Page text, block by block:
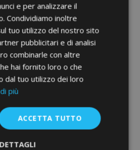
NISSAN Murano 2003-
2007 4 pz
41,95 €
Aggiungi
e per analizzare il
Condividiamo inoltre
tuo utilizzo del nostro sito
pubblicitari e di analisi
combinarle con altre
hai fornito loro o che
dal tuo utilizzo dei loro
più
ACCETTA TUTTO